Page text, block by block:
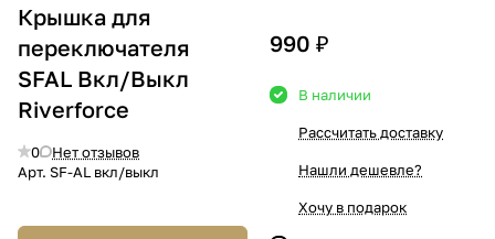
Крышка для
переключателя
SFAL Вкл/Выкл
Riverforce
0
Нет отзывов
Арт. SF-AL вкл/выкл
990 ₽
В наличии
Рассчитать доставку
Нашли дешевле?
Хочу в подарок